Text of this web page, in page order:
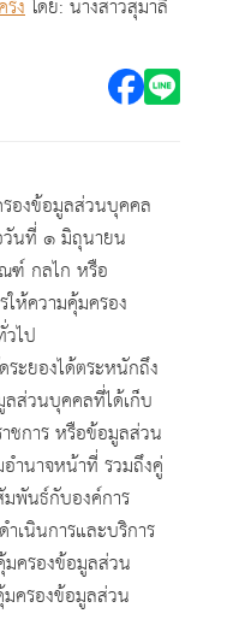
งโดย: นางสาวสุมาลี
งข้อมูลส่วนบุคคล
นที่ ๑ มิถุนายน
ฑ์ กลไก หรือ
ห้ความคุ้มครอง
ไป
ยองได้ตระหนักถึง
ส่วนบุคคลที่ได้เก็บ
ชการ หรือข้อมูลส่วน
ำนาจหน้าที่ รวมถึงคู่
พันธ์กับองค์การ
เนินการและบริการ
ครองข้อมูลส่วน
ครองข้อมูลส่วน